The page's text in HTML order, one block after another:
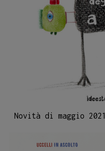
Novità di maggio 2021